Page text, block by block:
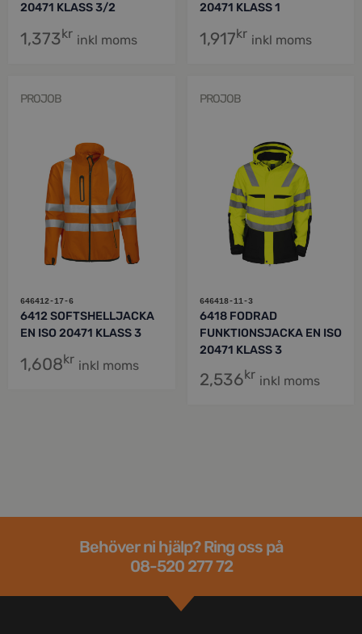
20471 KLASS 3/2
1,373kr inkl moms
20471 KLASS 1
1,917kr inkl moms
PROJOB
646412-17-6
6412 SOFTSHELLJACKA
EN ISO 20471 KLASS 3
1,608kr inkl moms
PROJOB
646418-11-3
6418 FODRAD
FUNKTIONSJACKA EN ISO
20471 KLASS 3
2,536kr inkl moms
Behöver ni hjälp? Ring oss på
08-520 277 72